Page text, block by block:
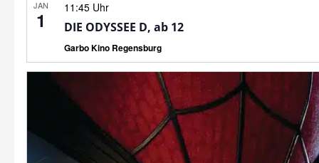
JAN
1
11:45 Uhr
DIE ODYSSEE D, ab 12
Garbo Kino Regensburg